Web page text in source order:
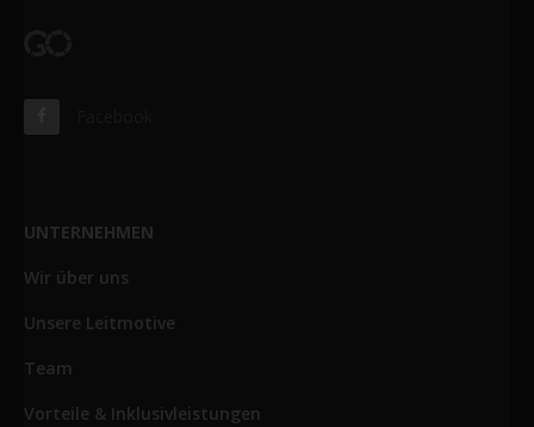
UNTERNEHMEN
Wir über uns
Unsere Leitmotive
Team
Vorteile & Inklusivleistungen